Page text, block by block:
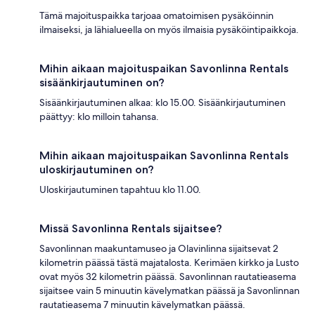
Tämä majoituspaikka tarjoaa omatoimisen pysäköinnin
ilmaiseksi, ja lähialueella on myös ilmaisia pysäköintipaikkoja.
Mihin aikaan majoituspaikan Savonlinna Rentals
sisäänkirjautuminen on?
Sisäänkirjautuminen alkaa: klo 15.00. Sisäänkirjautuminen
päättyy: klo milloin tahansa.
Mihin aikaan majoituspaikan Savonlinna Rentals
uloskirjautuminen on?
Uloskirjautuminen tapahtuu klo 11.00.
Missä Savonlinna Rentals sijaitsee?
Savonlinnan maakuntamuseo ja Olavinlinna sijaitsevat 2
kilometrin päässä tästä majatalosta. Kerimäen kirkko ja Lusto
ovat myös 32 kilometrin päässä. Savonlinnan rautatieasema
sijaitsee vain 5 minuutin kävelymatkan päässä ja Savonlinnan
rautatieasema 7 minuutin kävelymatkan päässä.